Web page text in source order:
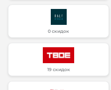
0 скидок
19 скидок